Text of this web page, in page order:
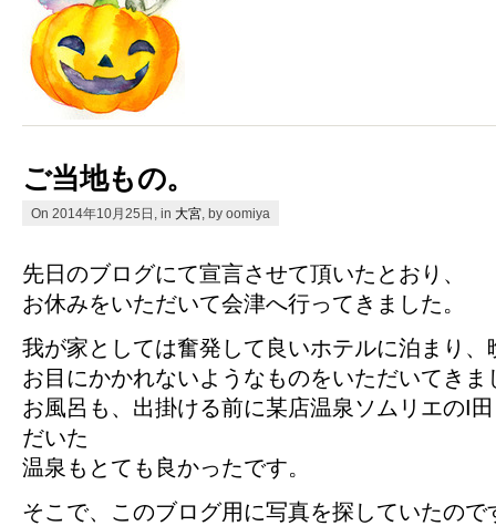
ご当地もの。
On 2014年10月25日, in 大宮 , by oomiya
先日のブログにて宣言させて頂いたとおり、
お休みをいただいて会津へ行ってきました。
我が家としては奮発して良いホテルに泊まり、
お目にかかれないようなものをいただいてきま
お風呂も、出掛ける前に某店温泉ソムリエのI
だいた
温泉もとても良かったです。
そこで、このブログ用に写真を探していたので